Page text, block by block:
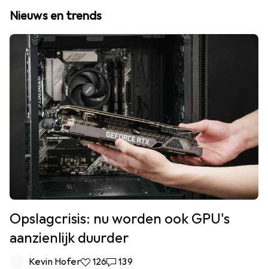
Nieuws en trends
Opslagcrisis: nu worden ook GPU's
aanzienlijk duurder
Kevin Hofer126 Likes
126139 Reacties
139